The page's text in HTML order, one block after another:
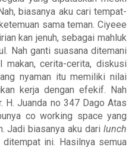
biasanya aku cari tempat-
sama teman. Ciyeee
kan jenuh, sebagai mahluk
Nah ganti suasana ditemani
makan, cerita-cerita, diskusi
nyaman itu memiliki nilai
kerja dengan efekif. Nah
H. Juanda no 347 Dago Atas
co working space yang
Jadi biasanya aku darilunch
ini. Hasilnya semua